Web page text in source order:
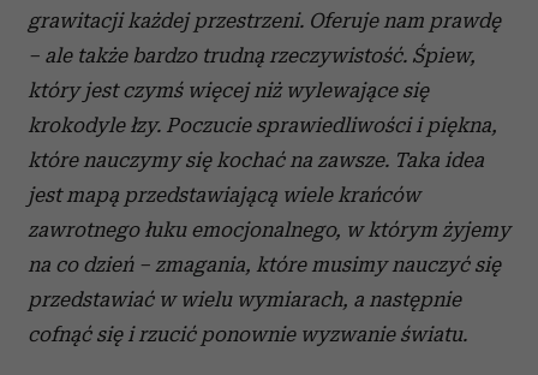
grawitacji każdej przestrzeni. Oferuje nam prawdę
– ale także bardzo trudną rzeczywistość. Śpiew,
który jest czymś więcej niż wylewające się
krokodyle łzy. Poczucie sprawiedliwości i piękna,
które nauczymy się kochać na zawsze. Taka idea
jest mapą przedstawiającą wiele krańców
zawrotnego łuku emocjonalnego, w którym żyjemy
na co dzień – zmagania, które musimy nauczyć się
przedstawiać w wielu wymiarach, a następnie
cofnąć się i rzucić ponownie wyzwanie światu.